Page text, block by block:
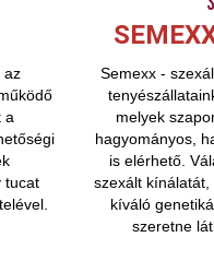
az
a
tucat
Semexx -
melyek
hagyományos,
is elérhető.
szexált kínálatát,
kíváló
szeretne